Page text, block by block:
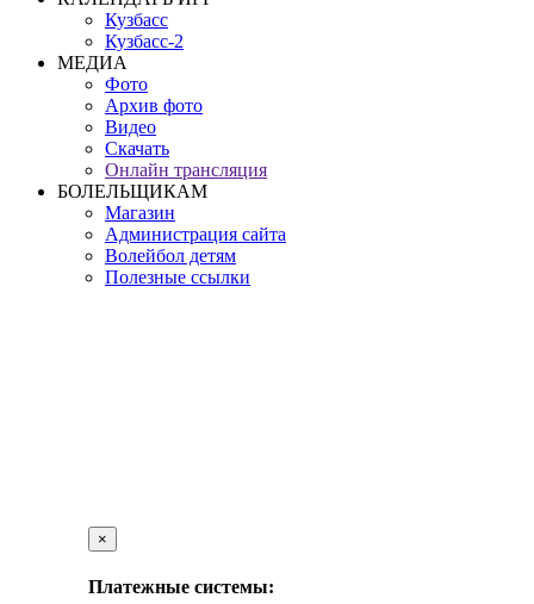
Кузбасс
Кузбасс-2
МЕДИА
Фото
Архив фото
Видео
Скачать
Онлайн трансляция
БОЛЕЛЬЩИКАМ
Магазин
Администрация сайта
Волейбол детям
Полезные ссылки
×
Платежные системы: